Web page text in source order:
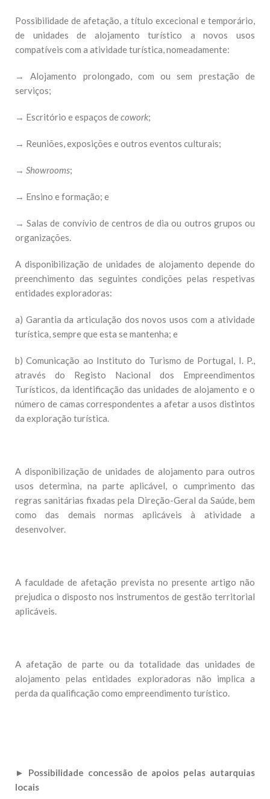
Possibilidade de afetação, a título excecional e temporário,
de unidades de alojamento turístico a novos usos
compatíveis com a atividade turística, nomeadamente:
→ Alojamento prolongado, com ou sem prestação de
serviços;
→ Escritório e espaços decowork;
→ Reuniões, exposições e outros eventos culturais;
→ Showrooms;
→ Ensino e formação; e
→ Salas de convívio de centros de dia ou outros grupos ou
organizações.
A disponibilização de unidades de alojamento depende do
preenchimento das seguintes condições pelas respetivas
entidades exploradoras:
a) Garantia da articulação dos novos usos com a atividade
turística, sempre que esta se mantenha; e
b) Comunicação ao Instituto do Turismo de Portugal, I. P.,
através do Registo Nacional dos Empreendimentos
Turísticos, da identificação das unidades de alojamento e o
número de camas correspondentes a afetar a usos distintos
da exploração turística.
A disponibilização de unidades de alojamento para outros
usos determina, na parte aplicável, o cumprimento das
regras sanitárias fixadas pela Direção-Geral da Saúde, bem
como das demais normas aplicáveis à atividade a
desenvolver.
A faculdade de afetação prevista no presente artigo não
prejudica o disposto nos instrumentos de gestão territorial
aplicáveis.
A afetação de parte ou da totalidade das unidades de
alojamento pelas entidades exploradoras não implica a
perda da qualificação como empreendimento turístico.
► Possibilidade concessão de apoios pelas autarquias
locais